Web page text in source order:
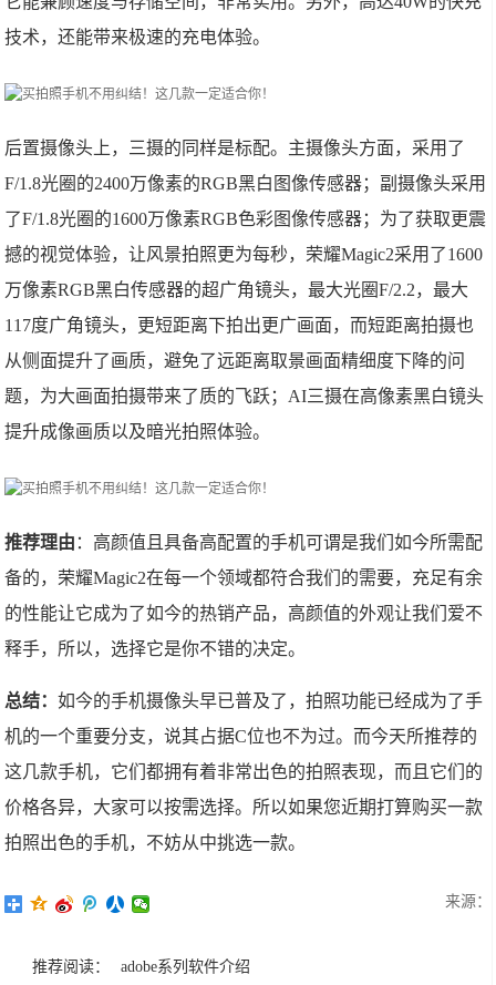
技术，还能带来极速的充电体验。
后置摄像头上，三摄的同样是标配。主摄像头方面，采用了
F/1.8光圈的2400万像素的RGB黑白图像传感器；副摄像头采用
了F/1.8光圈的1600万像素RGB色彩图像传感器；为了获取更震
撼的视觉体验，让风景拍照更为每秒，荣耀Magic2采用了1600
万像素RGB黑白传感器的超广角镜头，最大光圈F/2.2，最大
117度广角镜头，更短距离下拍出更广画面，而短距离拍摄也
从侧面提升了画质，避免了远距离取景画面精细度下降的问
题，为大画面拍摄带来了质的飞跃；AI三摄在高像素黑白镜头
提升成像画质以及暗光拍照体验。
推荐理由 ：高颜值且具备高配置的手机可谓是我们如今所需配
备的，荣耀Magic2在每一个领域都符合我们的需要，充足有余
的性能让它成为了如今的热销产品，高颜值的外观让我们爱不
释手，所以，选择它是你不错的决定。
总结：如今的手机摄像头早已普及了，拍照功能已经成为了手
机的一个重要分支，说其占据C位也不为过。而今天所推荐的
这几款手机，它们都拥有着非常出色的拍照表现，而且它们的
价格各异，大家可以按需选择。所以如果您近期打算购买一款
拍照出色的手机，不妨从中挑选一款。
来源：
推荐阅读： adobe系列软件介绍